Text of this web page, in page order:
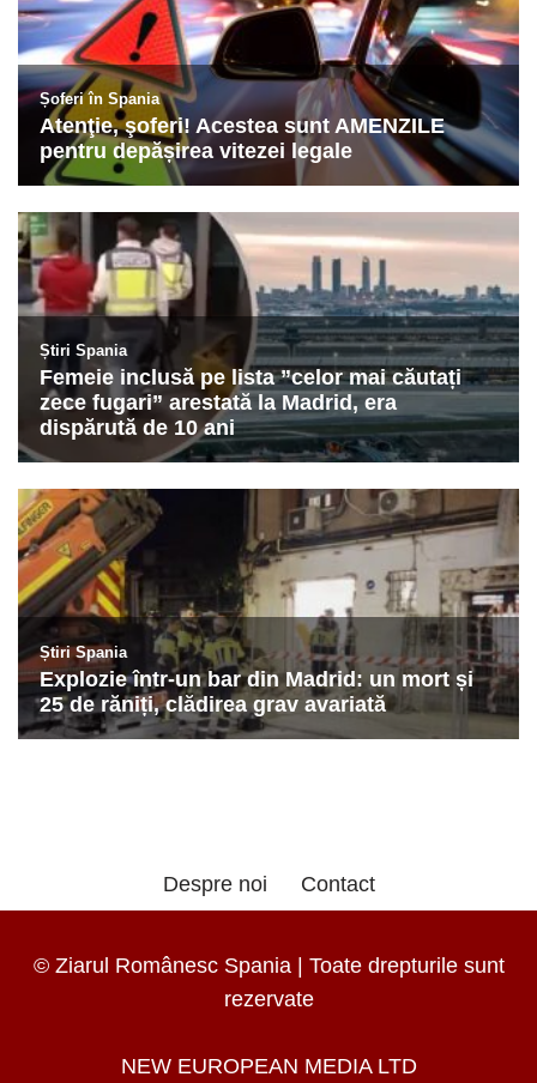
Despre noi Contact
© Ziarul Românesc Spania | Toate drepturile sunt
rezervate
NEW EUROPEAN MEDIA LTD